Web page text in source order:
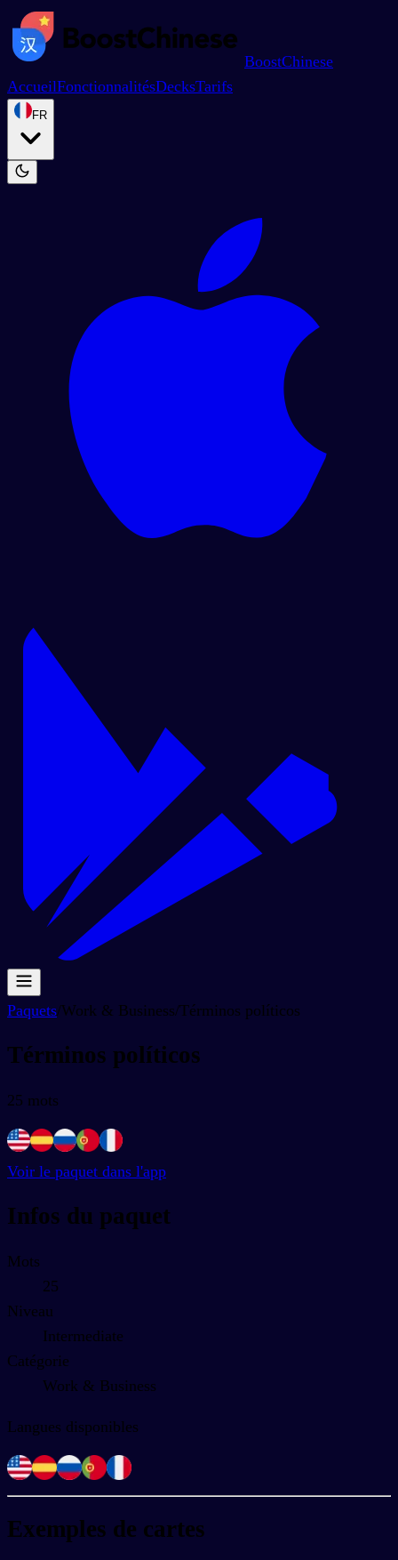
BoostChinese
AccueilFonctionnalitésDecksTarifs
FR
Paquets/Work & Business/Términos políticos
Términos políticos
25 mots
Voir le paquet dans l'app
Infos du paquet
Mots
25
Niveau
Intermediate
Catégorie
Work & Business
Langues disponibles
Exemples de cartes